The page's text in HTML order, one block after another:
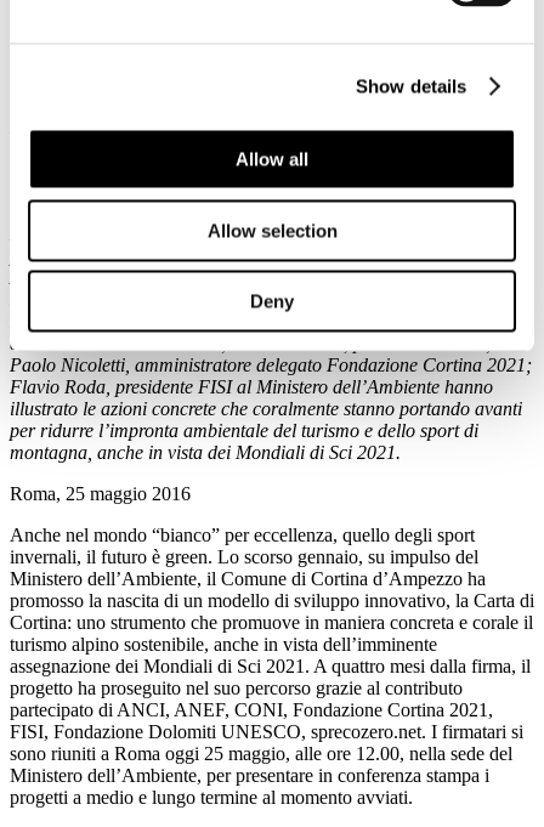
Show details
Allow all
Allow selection
Deny
Partono tre progetti con il Ministero dell’Ambiente, nuovo brand e
Galletti: “Lavoro strategico per ridurre impatto su ambiente verso
traguardo Cortina 2021”.
Da un documento di impegno a un corposo calendario di eventi e
progetti a breve, medio e lungo termine.
A 4 mesi dalla sottoscrizione della Carta di Cortina il Ministro Gian
Luca Galletti con il Sindaco del Comune di Cortina Andrea
del Ministero dell’Ambiente; Valeria Ghezzi, presidente ANEF;
Paolo Nicoletti, amministratore delegato Fondazione Cortina 2021;
Flavio Roda, presidente FISI al Ministero dell’Ambiente hanno
illustrato le azioni concrete che coralmente stanno portando avanti
per ridurre l’impronta ambientale del turismo e dello sport di
montagna, anche in vista dei Mondiali di Sci 2021.
Roma, 25 maggio 2016
Anche nel mondo “bianco” per eccellenza, quello degli sport
invernali, il futuro è green. Lo scorso gennaio, su impulso del
Ministero dell’Ambiente, il Comune di Cortina d’Ampezzo ha
promosso la nascita di un modello di sviluppo innovativo, la Carta di
Cortina: uno strumento che promuove in maniera concreta e corale il
turismo alpino sostenibile, anche in vista dell’imminente
assegnazione dei Mondiali di Sci 2021. A quattro mesi dalla firma, il
progetto ha proseguito nel suo percorso grazie al contributo
partecipato di ANCI, ANEF, CONI, Fondazione Cortina 2021,
FISI, Fondazione Dolomiti UNESCO, sprecozero.net. I firmatari si
sono riuniti a Roma oggi 25 maggio, alle ore 12.00, nella sede del
Ministero dell’Ambiente, per presentare in conferenza stampa i
progetti a medio e lungo termine al momento avviati.